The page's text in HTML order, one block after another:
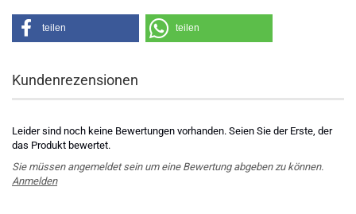
teilen teilen
Kundenrezensionen
Leider sind noch keine Bewertungen vorhanden. Seien Sie der Erste, der
das Produkt bewertet.
Sie müssen angemeldet sein um eine Bewertung abgeben zu können.
Anmelden